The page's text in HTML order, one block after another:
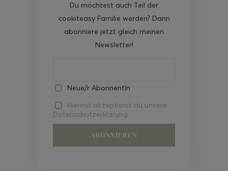
Du möchtest auch Teil der
cookiteasy Familie werden? Dann
abonniere jetzt gleich meinen
Newsletter!
Neue/r AbonnentIn
Hiermit akzeptierst du unsere
Datenschutzerklärung.